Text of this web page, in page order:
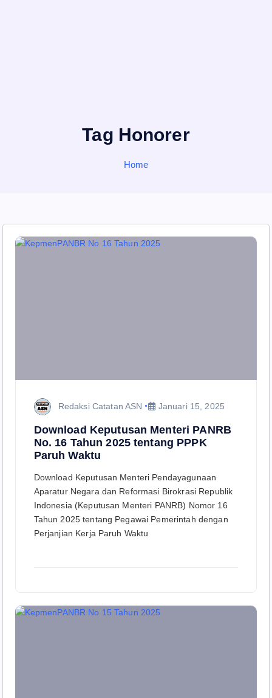
Tag Honorer
Home
Redaksi Catatan ASN Januari 15, 2025
Download Keputusan Menteri PANRB
No. 16 Tahun 2025 tentang PPPK
Paruh Waktu
Download Keputusan Menteri Pendayagunaan
Aparatur Negara dan Reformasi Birokrasi Republik
Indonesia (Keputusan Menteri PANRB) Nomor 16
Tahun 2025 tentang Pegawai Pemerintah dengan
Perjanjian Kerja Paruh Waktu